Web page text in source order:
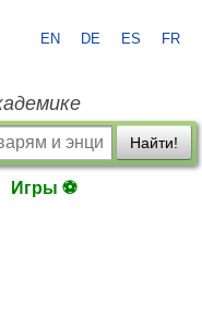
EN DE ES FR
Найти!
Игры ⚽